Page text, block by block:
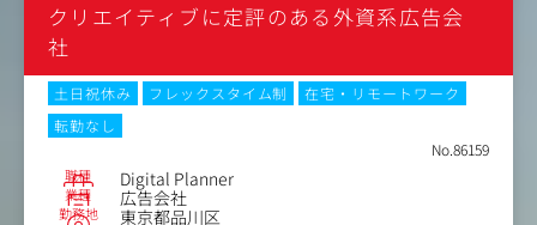
※スキルやご経験次第では、将来的に社員・管理者として
チームを引っ張っていただくポジションも検討していま
す。
▼同社が手掛けている作品
https://www.prismlink.jp/pages/3176304/collection
クリエイティブに定評のある外資系広告会
社
土日祝休み フレックスタイム制
在宅・リモートワーク
転勤なし
No.86159
職種 Digital Planner
業種 広告会社
勤務地 東京都品川区